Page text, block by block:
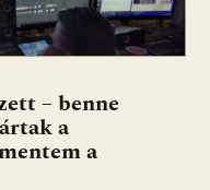
– benne
a
a